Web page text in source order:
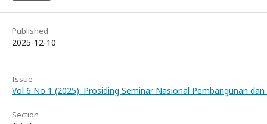
Published
2025-12-10
Issue
Vol 6 No 1 (2025): Prosiding Seminar Nasional Pembangunan
Section